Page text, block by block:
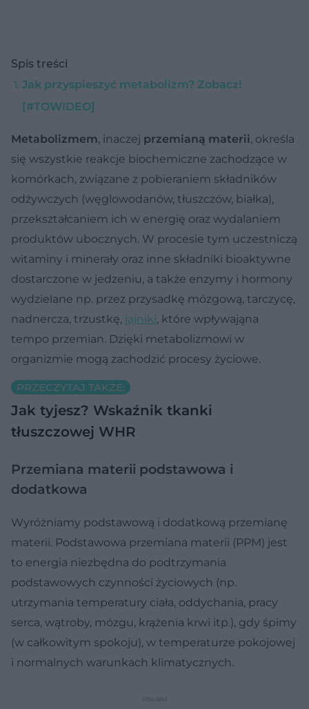
Spis treści
Jak przyspieszyć metabolizm? Zobacz!
[#TOWIDEO]
Metabolizmem, inaczej przemianą materii, określa
się wszystkie reakcje biochemiczne zachodzące w
komórkach, związane z pobieraniem składników
odżywczych (węglowodanów, tłuszczów, białka),
przekształcaniem ich w energię oraz wydalaniem
produktów ubocznych. W procesie tym uczestniczą
witaminy i minerały oraz inne składniki bioaktywne
dostarczone w jedzeniu, a także enzymy i hormony
wydzielane np. przez przysadkę mózgową, tarczycę,
nadnercza, trzustkę, jajniki, które wpływająna
tempo przemian. Dzięki metabolizmowi w
organizmie mogą zachodzić procesy życiowe.
PRZECZYTAJ TAKŻE:
Jak tyjesz? Wskaźnik tkanki
tłuszczowej WHR
Przemiana materii podstawowa i
dodatkowa
Wyróżniamy podstawową i dodatkową przemianę
materii. Podstawowa przemiana materii (PPM) jest
to energia niezbędna do podtrzymania
podstawowych czynności życiowych (np.
utrzymania temperatury ciała, oddychania, pracy
serca, wątroby, mózgu, krążenia krwi itp.), gdy śpimy
(w całkowitym spokoju), w temperaturze pokojowej
i normalnych warunkach klimatycznych.